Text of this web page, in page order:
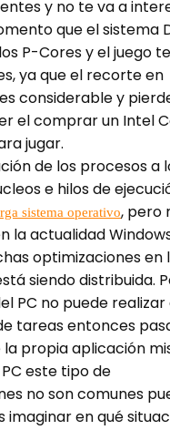
y no te va a
que el sistema
P-Cores y el juego
ya que el recorte en
considerable y
el comprar un Intel
jugar.
de los procesos a
e hilos de
sistema operativo, pero
la actualidad Windows
optimizaciones en
siendo distribuida.
PC no puede
tareas entonces
propia aplicación
este tipo de
no son comunes
imaginar en qué